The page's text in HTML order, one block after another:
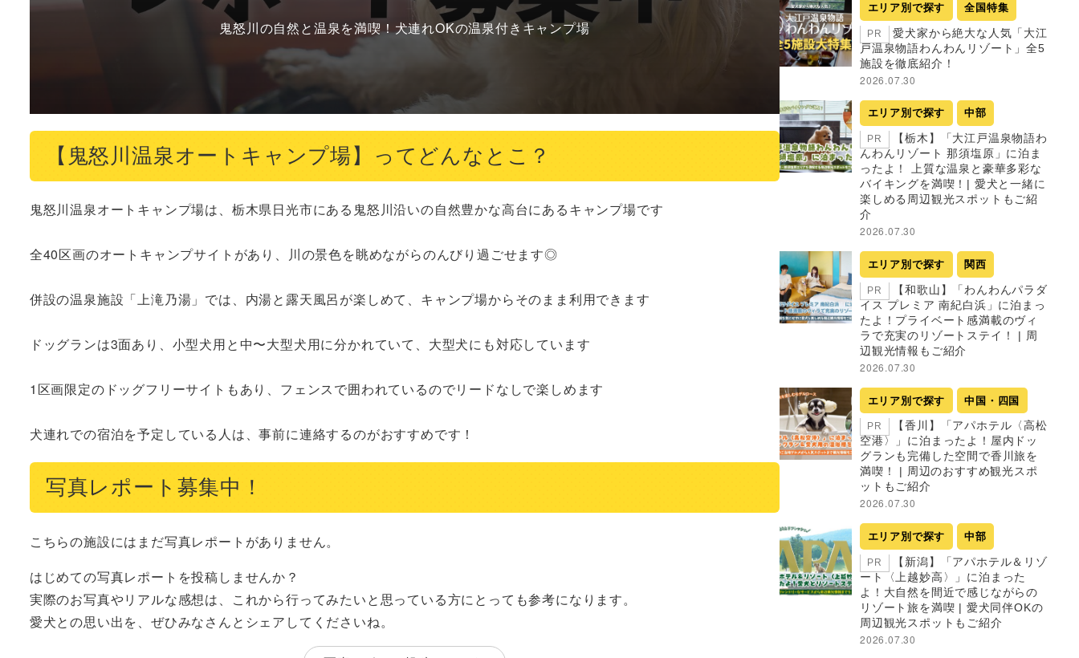
鬼怒川の自然と温泉を満喫！犬連れOKの温泉付きキャンプ場
【鬼怒川温泉オートキャンプ場】ってどんなとこ？
鬼怒川温泉オートキャンプ場は、栃木県日光市にある鬼怒川沿いの自然豊かな高台にあるキャンプ場です
全40区画のオートキャンプサイトがあり、川の景色を眺めながらのんびり過ごせます◎
併設の温泉施設「上滝乃湯」では、内湯と露天風呂が楽しめて、キャンプ場からそのまま利用できます
ドッグランは3面あり、小型犬用と中〜大型犬用に分かれていて、大型犬にも対応しています
1区画限定のドッグフリーサイトもあり、フェンスで囲われているのでリードなしで楽しめます
犬連れでの宿泊を予定している人は、事前に連絡するのがおすすめです！
写真レポート募集中！
こちらの施設にはまだ写真レポートがありません。
はじめての写真レポートを投稿しませんか？
実際のお写真やリアルな感想は、これから行ってみたいと思っている方にとっても参考になります。
愛犬との思い出を、ぜひみなさんとシェアしてくださいね。
エリア別で探す 全国特集
PR
愛犬家から絶大な人気「大江
戸温泉物語わんわんリゾート」全5
施設を徹底紹介！
2026.07.30
エリア別で探す 中部
PR
【栃木】「大江戸温泉物語わ
んわんリゾート 那須塩原」に泊ま
ったよ！ 上質な温泉と豪華多彩な
バイキングを満喫！| 愛犬と一緒に
楽しめる周辺観光スポットもご紹
介
2026.07.30
エリア別で探す 関西
PR
【和歌山】「わんわんパラダ
イス プレミア 南紀白浜」に泊まっ
たよ！プライベート感満載のヴィ
ラで充実のリゾートステイ！ | 周
辺観光情報もご紹介
2026.07.30
エリア別で探す 中国・四国
PR
【香川】「アパホテル〈高松
空港〉」に泊まったよ！屋内ドッ
グランも完備した空間で香川旅を
満喫！ | 周辺のおすすめ観光スポ
ットもご紹介
2026.07.30
エリア別で探す 中部
PR
【新潟】「アパホテル＆リゾ
ート〈上越妙高〉」に泊まった
よ！大自然を間近で感じながらの
リゾート旅を満喫 | 愛犬同伴OKの
周辺観光スポットもご紹介
2026.07.30